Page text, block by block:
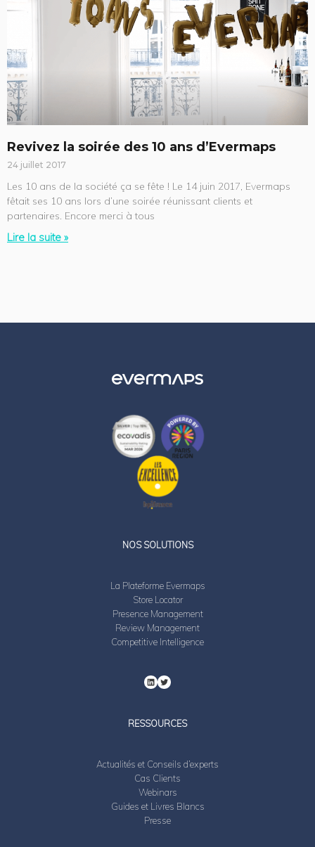
Revivez la soirée des 10 ans d’Evermaps
24 juillet 2017
Les 10 ans de la société ça se fête ! Le 14 juin 2017, Evermaps
fêtait ses 10 ans lors d’une soirée réunissant clients et
partenaires. Encore merci à tous
Lire la suite »
NOS SOLUTIONS
La Plateforme Evermaps
Store Locator
Presence Management
Review Management
Competitive Intelligence
RESSOURCES
Actualités et Conseils d’experts
Cas Clients
Webinars
Guides et Livres Blancs
Presse